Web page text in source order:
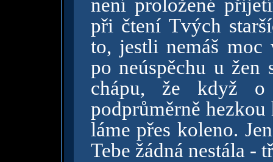
není proložené
při čtení Tvých
to, jestli nemáš moc
po neúspěchu u žen
chápu, že když o
podprůměrně
láme přes koleno.
Tebe žádná nestála -